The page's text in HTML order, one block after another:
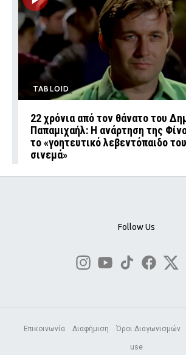
TABLOID
22 χρόνια από τον θάνατο του
Παπαμιχαήλ: Η ανάρτηση της
το «γοητευτικό λεβεντόπαιδο
σινεμά»
Follow Us
Επικοινωνία Διαφήμιση Όροι Διαγωνισμών
use